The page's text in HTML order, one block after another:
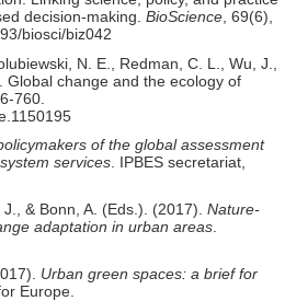
decision-making. BioScience , 69(6),
biosci/biz042
N. E., Redman, C. L., Wu, J.,
Global change and the ecology of
760.
of the global assessment
services. IPBES secretariat,
& Bonn, A. (Eds.). (2017). Nature-
adaptation in urban areas
Urban green spaces: a brief for
Europe.